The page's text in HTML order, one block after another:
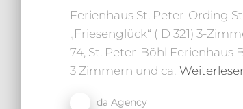
Ferienhaus St. Peter-Ording
„Friesenglück“ (ID 321) 3-
74, St. Peter-Böhl Ferienhaus
3 Zimmern und ca.
da Agency